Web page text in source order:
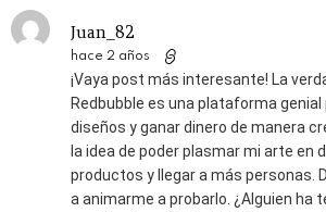
Juan_82
hace 2 años
¡Vaya post más interesante! La
Redbubble es una plataforma
diseños y ganar dinero de manera
la idea de poder plasmar mi arte en
productos y llegar a más personas.
a animarme a probarlo. ¿Alguien ha